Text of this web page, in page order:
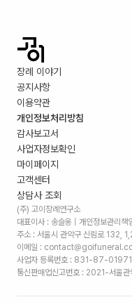
장례 이야기
공지사항
이용약관
개인정보처리방침
감사보고서
사업자정보확인
마이페이지
고객센터
상담사 조회
(주) 고이장례연구소
대표이사 : 송슬옹 | 개인정보관리책
주소 : 서울시 관악구 신림로 132,
이메일 :
사업자 등록번호 : 831-87-01971
통신판매업신고번호 : 2021-서울